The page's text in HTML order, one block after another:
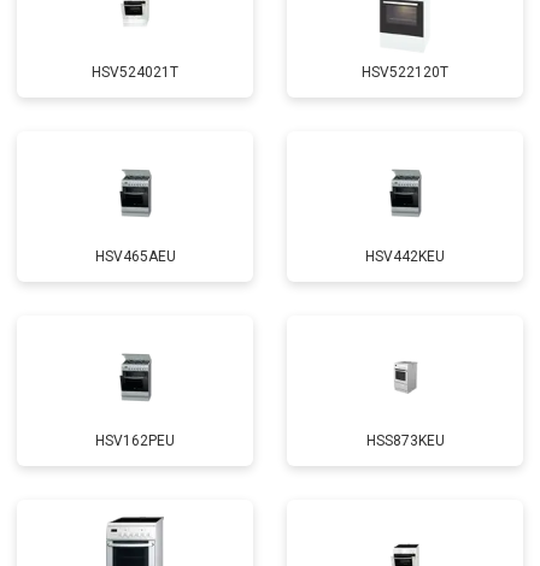
HSV524021T HSV522120T
HSV465AEU HSV442KEU
HSV162PEU HSS873KEU